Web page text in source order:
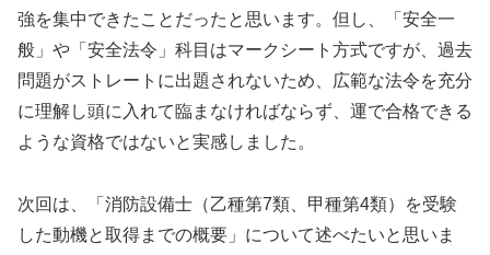
強を集中できたことだったと思います。但し、「安全一
般」や「安全法令」科目はマークシート方式ですが、過去
問題がストレートに出題されないため、広範な法令を充分
に理解し頭に入れて臨まなければならず、運で合格できる
ような資格ではないと実感しました。
次回は、「消防設備士（乙種第7類、甲種第4類）を受験
した動機と取得までの概要」について述べたいと思いま